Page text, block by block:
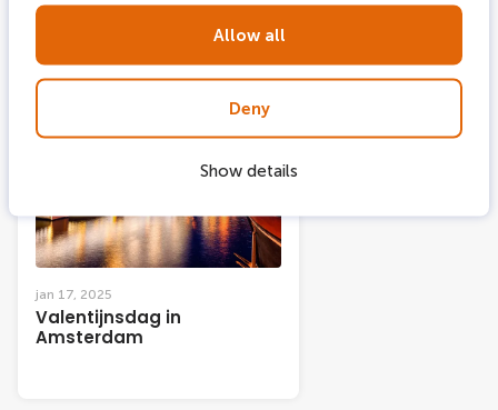
Allow all
Deny
Show details
jan 17, 2025
Valentijnsdag in
Amsterdam